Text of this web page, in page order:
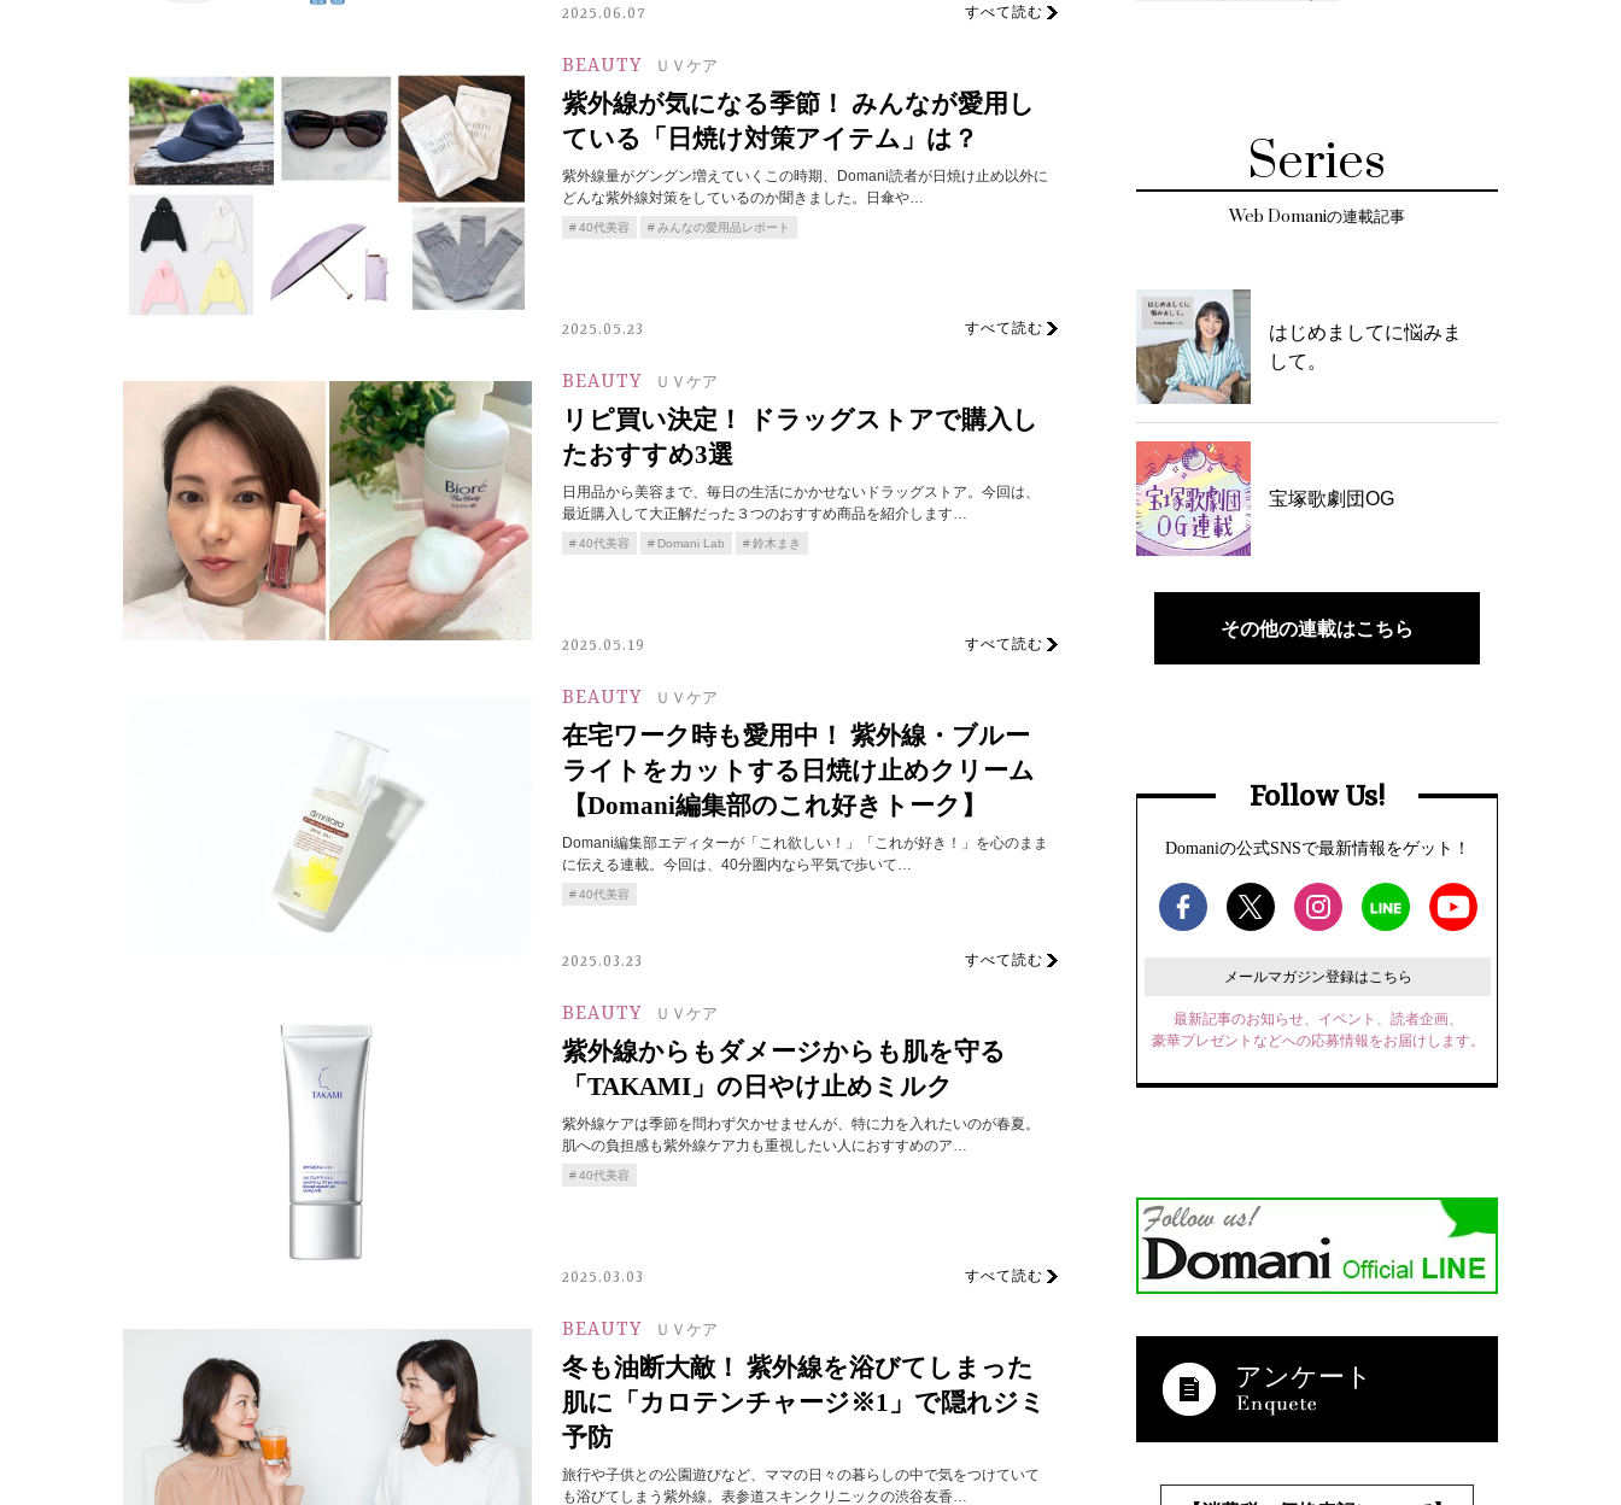
2025.06.07 すべて読む
BEAUTY ＵＶケア
紫外線が気になる季節！ みんなが愛用し
ている「日焼け対策アイテム」は？
紫外線量がグングン増えていくこの時期、Domani読者が日焼け止め以外に
どんな紫外線対策をしているのか聞きました。日傘や…
40代美容 みんなの愛用品レポート
2025.05.23 すべて読む
BEAUTY ＵＶケア
リピ買い決定！ ドラッグストアで購入し
たおすすめ3選
日用品から美容まで、毎日の生活にかかせないドラッグストア。今回は、
最近購入して大正解だった３つのおすすめ商品を紹介します…
40代美容 Domani Lab 鈴木まき
2025.05.19 すべて読む
BEAUTY ＵＶケア
在宅ワーク時も愛用中！ 紫外線・ブルー
ライトをカットする日焼け止めクリーム
【Domani編集部のこれ好きトーク】
Domani編集部エディターが「これ欲しい！」「これが好き！」を心のまま
に伝える連載。今回は、40分圏内なら平気で歩いて…
40代美容
2025.03.23 すべて読む
BEAUTY ＵＶケア
紫外線からもダメージからも肌を守る
「TAKAMI」の日やけ止めミルク
紫外線ケアは季節を問わず欠かせませんが、特に力を入れたいのが春夏。
肌への負担感も紫外線ケア力も重視したい人におすすめのア…
40代美容
2025.03.03 すべて読む
BEAUTY ＵＶケア
冬も油断大敵！ 紫外線を浴びてしまった
肌に「カロテンチャージ※1」で隠れジミ
予防
旅行や子供との公園遊びなど、ママの日々の暮らしの中で気をつけていて
も浴びてしまう紫外線。表参道スキンクリニックの渋谷友香…
Series
Web Domaniの連載記事
はじめましてに悩みま
して。
宝塚歌劇団OG
その他の連載はこちら
Follow Us!
Domaniの公式SNSで最新情報をゲット！
メールマガジン登録はこちら
最新記事のお知らせ、イベント、読者企画、
豪華プレゼントなどへの応募情報をお届けします。
アンケート